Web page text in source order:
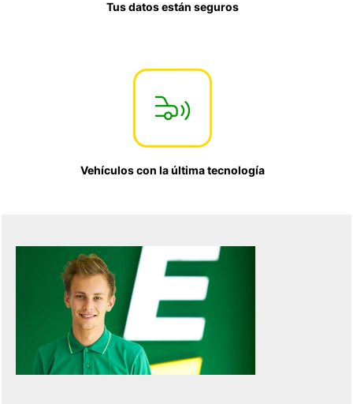
Tus datos están seguros
Vehículos con la última tecnología